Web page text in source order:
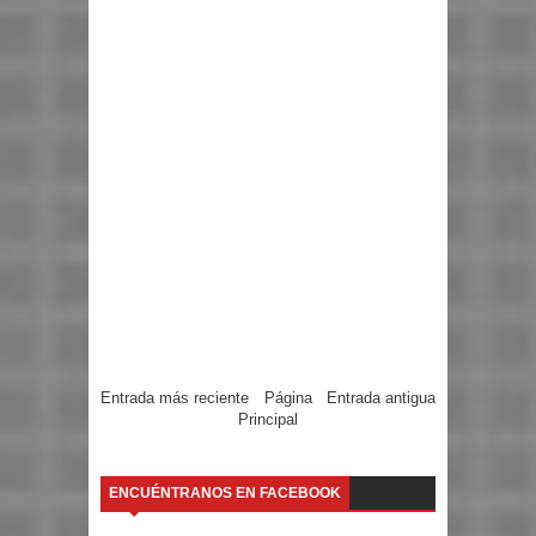
Entrada más reciente Entrada antigua
Página
Principal
ENCUÉNTRANOS EN FACEBOOK